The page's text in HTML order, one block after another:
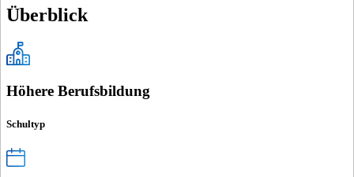
Überblick
Höhere Berufsbildung
Schultyp